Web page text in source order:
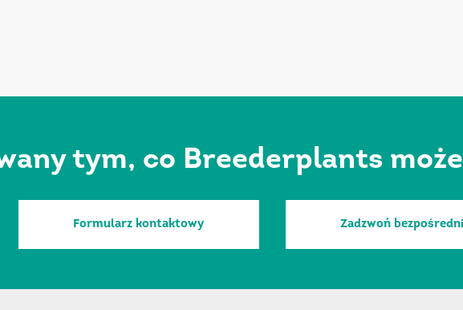
tym, co Breederplants
Formularz kontaktowy Zadzwoń